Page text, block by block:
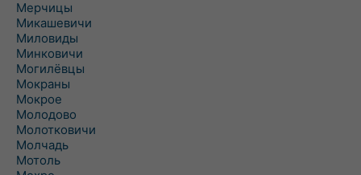
Мерчицы
Микашевичи
Миловиды
Минковичи
Могилёвцы
Мокраны
Мокрое
Молодово
Молотковичи
Молчадь
Мотоль